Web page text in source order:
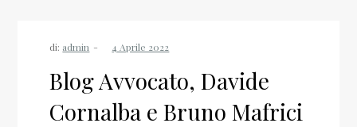
di: admin
Blog Avvocato, Davide
Cornalba e Bruno Mafrici